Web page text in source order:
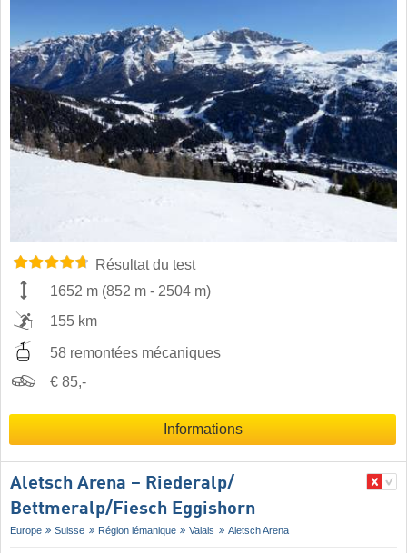
Résultat du test
1652 m (852 m - 2504 m)
155 km
58 remontées mécaniques
€ 85,-
Informations
Aletsch Arena – Riederalp/​
Bettmeralp/​Fiesch Eggishorn
Europe Suisse Région lémanique Valais Aletsch Arena